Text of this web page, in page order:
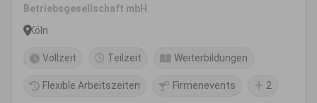
Betriebsgesellschaft mbH
Köln
Vollzeit Teilzeit Weiterbildungen
Flexible Arbeitszeiten Firmenevents 2